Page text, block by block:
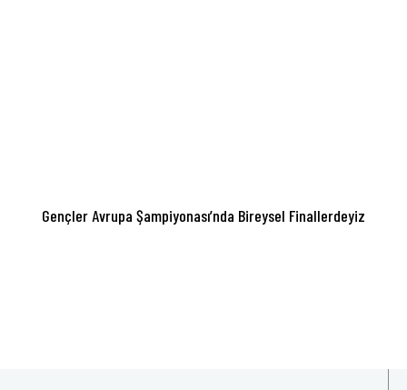
Gençler Avrupa Şampiyonası’nda Bireysel Finallerdeyiz